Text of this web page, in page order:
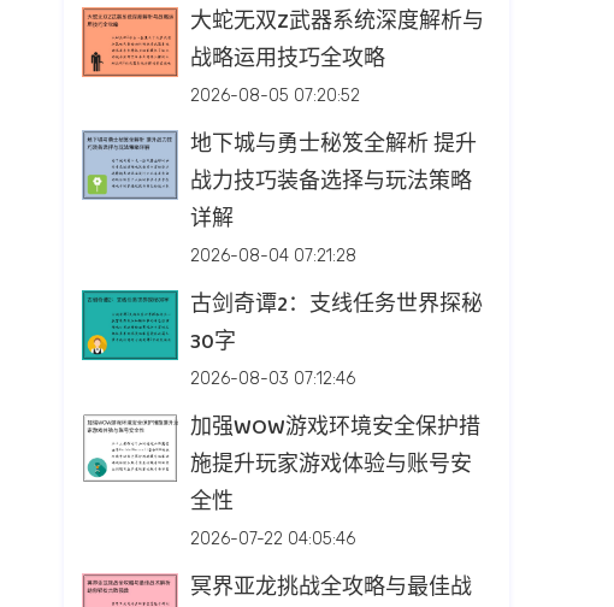
大蛇无双Z武器系统深度解析与
战略运用技巧全攻略
2026-08-05 07:20:52
地下城与勇士秘笈全解析 提升
战力技巧装备选择与玩法策略
详解
2026-08-04 07:21:28
古剑奇谭2：支线任务世界探秘
30字
2026-08-03 07:12:46
加强WOW游戏环境安全保护措
施提升玩家游戏体验与账号安
全性
2026-07-22 04:05:46
冥界亚龙挑战全攻略与最佳战